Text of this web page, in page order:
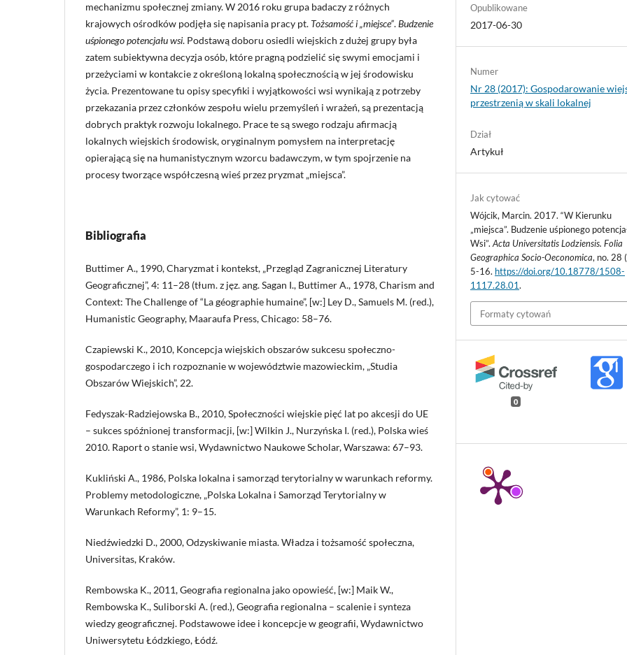
mechanizmu społecznej zmiany. W 2016 roku grupa badaczy z różnych
krajowych ośrodków podjęła się napisania pracy pt. Tożsamość i „miejsce”.Budzenie
uśpionego potencjału wsi. Podstawą doboru osiedli wiejskich z dużej grupy była
zatem subiektywna decyzja osób, które pragną podzielić się swymi emocjami i
przeżyciami w kontakcie z określoną lokalną społecznością w jej środowisku
życia. Prezentowane tu opisy specyfiki i wyjątkowości wsi wynikają z potrzeby
przekazania przez członków zespołu wielu przemyśleń i wrażeń, są prezentacją
dobrych praktyk rozwoju lokalnego. Prace te są swego rodzaju afirmacją
lokalnych wiejskich środowisk, oryginalnym pomysłem na interpretację
opierającą się na humanistycznym wzorcu badawczym, w tym spojrzenie na
procesy tworzące współczesną wieś przez pryzmat „miejsca”.
Bibliografia
Buttimer A., 1990, Charyzmat i kontekst, „Przegląd Zagranicznej Literatury
Geograficznej”, 4: 11–28 (tłum. z jęz. ang. Sagan I., Buttimer A., 1978, Charism and
Context: The Challenge of “La géographie humaine”, [w:] Ley D., Samuels M. (red.),
Humanistic Geography, Maaraufa Press, Chicago: 58–76.
Czapiewski K., 2010, Koncepcja wiejskich obszarów sukcesu społeczno-
gospodarczego i ich rozpoznanie w województwie mazowieckim, „Studia
Obszarów Wiejskich”, 22.
Fedyszak-Radziejowska B., 2010, Społeczności wiejskie pięć lat po akcesji do UE
– sukces spóźnionej transformacji, [w:] Wilkin J., Nurzyńska I. (red.), Polska wieś
2010. Raport o stanie wsi, Wydawnictwo Naukowe Scholar, Warszawa: 67–93.
Kukliński A., 1986, Polska lokalna i samorząd terytorialny w warunkach reformy.
Problemy metodologiczne, „Polska Lokalna i Samorząd Terytorialny w
Warunkach Reformy”, 1: 9–15.
Niedźwiedzki D., 2000, Odzyskiwanie miasta. Władza i tożsamość społeczna,
Universitas, Kraków.
Rembowska K., 2011, Geografia regionalna jako opowieść, [w:] Maik W.,
Rembowska K., Suliborski A. (red.), Geografia regionalna – scalenie i synteza
wiedzy geograficznej. Podstawowe idee i koncepcje w geografii, Wydawnictwo
Uniwersytetu Łódzkiego, Łódź.
Opublikowane
2017-06-30
Numer
Nr 28 (2017): Gospodarowanie
przestrzenią w skali lokalnej
Dział
Artykuł
Jak cytować
Wójcik, Marcin. 2017. “W Kierunku
„miejsca”. Budzenie uśpionego
Wsi”.Acta Universitatis Lodziensis. Folia
Geographica Socio-Oeconomica, no. 28
5-16. https://doi.org/10.18778/1508-
1117.28.01.
Formaty cytowań
0